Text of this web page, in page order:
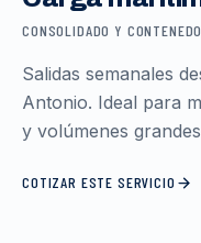
CONSOLIDADO Y
Salidas semanales
Antonio. Ideal para
y volúmenes
COTIZAR ESTE SERVICIO